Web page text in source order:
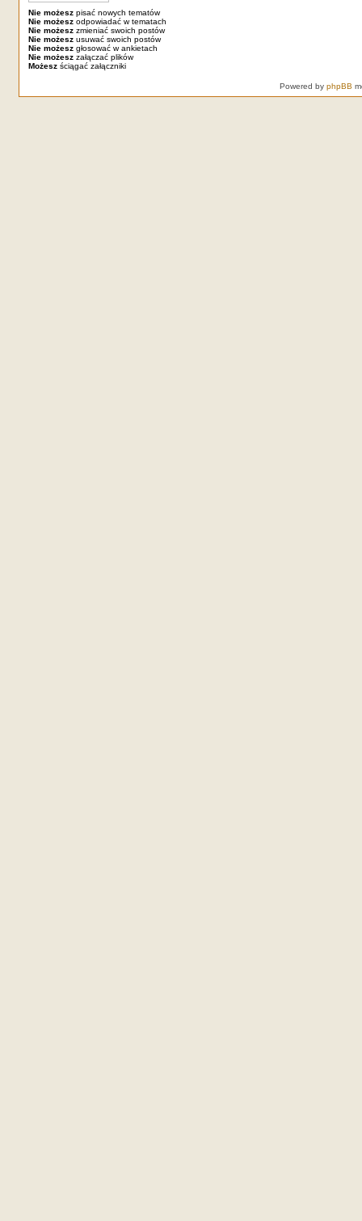
Nie możeszpisać nowych tematów
Nie możeszodpowiadać w tematach
Nie możeszzmieniać swoich postów
Nie możeszusuwać swoich postów
Nie możeszgłosować w ankietach
Nie możeszzałączać plików
Możeszściągać załączniki
Powered by phpBB